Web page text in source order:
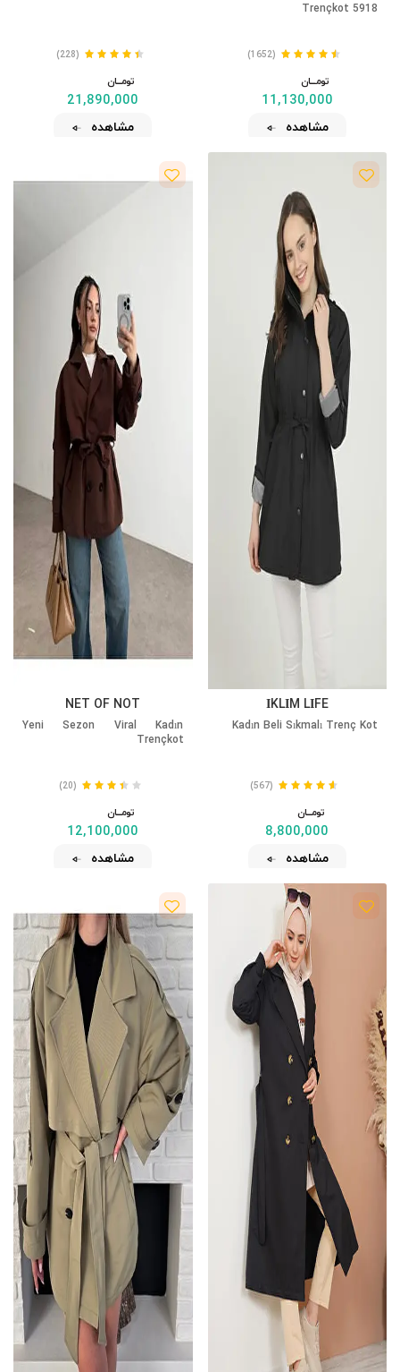
Trençkot 5918
(1652)
تومــــــان
11,130,000
مشاهده
(228)
تومــــــان
21,890,000
مشاهده
İKLİM LİFE
Kadın Beli Sıkmalı Trenç Kot
(567)
تومــــــان
8,800,000
مشاهده
NET OF NOT
Yeni Sezon Viral Kadın
Trençkot
(20)
تومــــــان
12,100,000
مشاهده